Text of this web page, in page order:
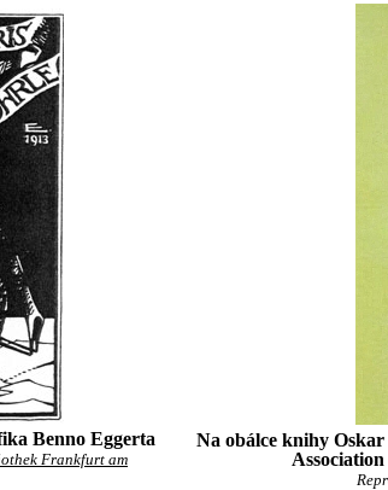
Benno Eggerta
Frankfurt am
Na obálce knihy